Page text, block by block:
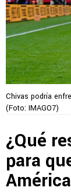
Chivas podría
(Foto: IMAGO7)
¿Qué
para